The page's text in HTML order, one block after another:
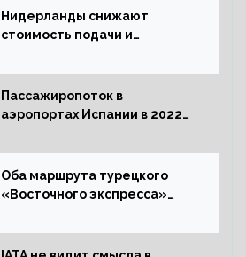
Нидерланды снижают
стоимость подачи и
жительство
Пассажиропоток в
аэропортах Испании в 2022
процентов
Оба маршрута турецкого
«Восточного экспресса»